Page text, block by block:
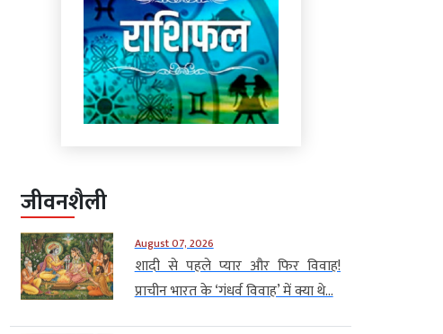
जीवनशैली
August 07, 2026
शादी से पहले प्यार और फिर विवाह!
प्राचीन भारत के ‘गंधर्व विवाह’ में क्या थे...